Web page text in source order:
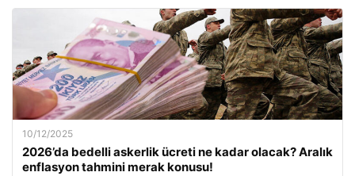
10/12/2025
2026’da bedelli askerlik ücreti ne kadar olacak? Aralık
enflasyon tahmini merak konusu!